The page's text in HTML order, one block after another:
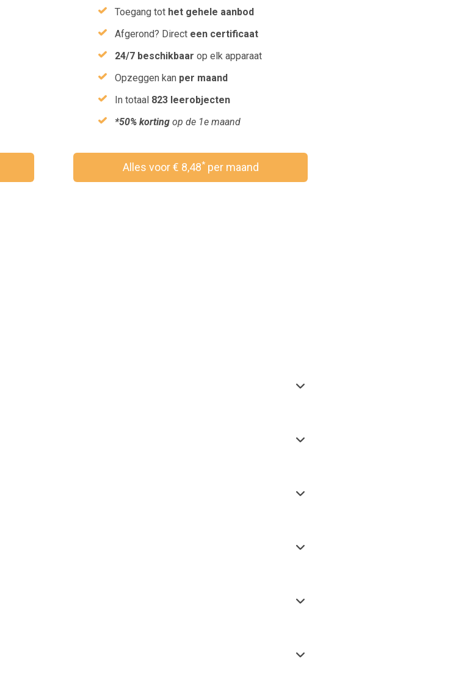
Toegang tot het gehele aanbod
Afgerond? Direct een certificaat
24/7 beschikbaar op elk apparaat
Opzeggen kan per maand
In totaal 823 leerobjecten
*50% korting op de 1e maand
Alles voor € 8,48*per maand